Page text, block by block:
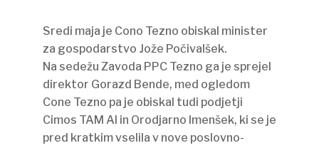
Sredi maja je Cono Tezno obiskal minister
za gospodarstvo Jože Počivalšek.
Na sedežu Zavoda PPC Tezno ga je sprejel
direktor Gorazd Bende, med ogledom
Cone Tezno pa je obiskal tudi podjetji
Cimos TAM AI in Orodjarno Imenšek, ki se je
pred kratkim vselila v nove poslovno-